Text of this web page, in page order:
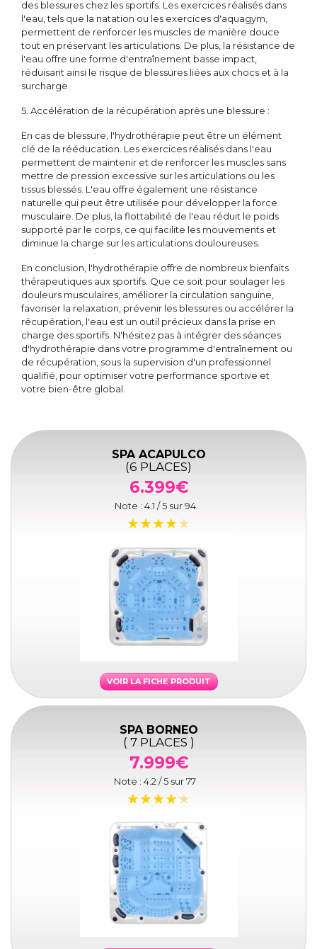
des blessures chez les sportifs. Les exercices réalisés dans
l'eau, tels que la natation ou les exercices d'aquagym,
permettent de renforcer les muscles de manière douce
tout en préservant les articulations. De plus, la résistance de
l'eau offre une forme d'entraînement basse impact,
réduisant ainsi le risque de blessures liées aux chocs et à la
surcharge.
5. Accélération de la récupération après une blessure :
En cas de blessure, l'hydrothérapie peut être un élément
clé de la rééducation. Les exercices réalisés dans l'eau
permettent de maintenir et de renforcer les muscles sans
mettre de pression excessive sur les articulations ou les
tissus blessés. L'eau offre également une résistance
naturelle qui peut être utilisée pour développer la force
musculaire. De plus, la flottabilité de l'eau réduit le poids
supporté par le corps, ce qui facilite les mouvements et
diminue la charge sur les articulations douloureuses.
En conclusion, l'hydrothérapie offre de nombreux bienfaits
thérapeutiques aux sportifs. Que ce soit pour soulager les
douleurs musculaires, améliorer la circulation sanguine,
favoriser la relaxation, prévenir les blessures ou accélérer la
récupération, l'eau est un outil précieux dans la prise en
charge des sportifs. N'hésitez pas à intégrer des séances
d'hydrothérapie dans votre programme d'entraînement ou
de récupération, sous la supervision d'un professionnel
qualifié, pour optimiser votre performance sportive et
votre bien-être global.
SPA ACAPULCO
(6 PLACES)
6.399€
Note : 4.1 / 5 sur94
VOIR LA FICHE PRODUIT
SPA BORNEO
( 7 PLACES )
7.999€
Note : 4.2 / 5 sur77